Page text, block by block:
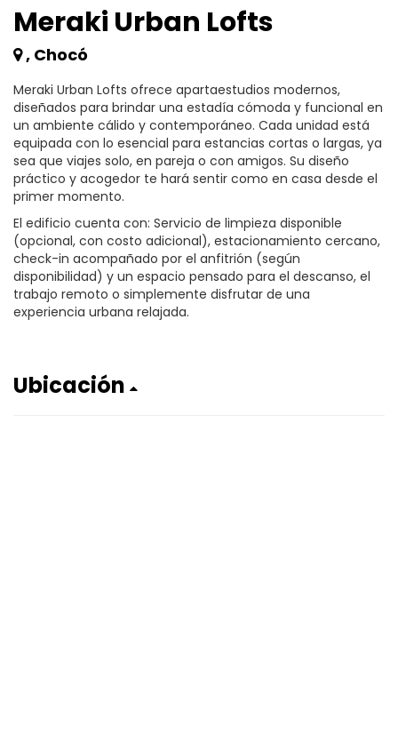
Meraki Urban Lofts
, Chocó
Meraki Urban Lofts ofrece apartaestudios modernos,
diseñados para brindar una estadía cómoda y funcional en
un ambiente cálido y contemporáneo. Cada unidad está
equipada con lo esencial para estancias cortas o largas, ya
sea que viajes solo, en pareja o con amigos. Su diseño
práctico y acogedor te hará sentir como en casa desde el
primer momento.
El edificio cuenta con: Servicio de limpieza disponible
(opcional, con costo adicional), estacionamiento cercano,
check-in acompañado por el anfitrión (según
disponibilidad) y un espacio pensado para el descanso, el
trabajo remoto o simplemente disfrutar de una
experiencia urbana relajada.
Ubicación